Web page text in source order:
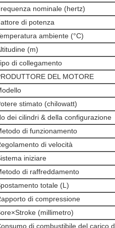
nominale (hertz)
di potenza
ambiente (°C)
(m)
di collegamento
DEL MOTORE
stimato (chilowatt)
dei cilindri & della configurazione
di funzionamento
di velocità
iniziare
di raffreddamento
totale (L)
di compressione
(millimetro)
di combustibile del carico